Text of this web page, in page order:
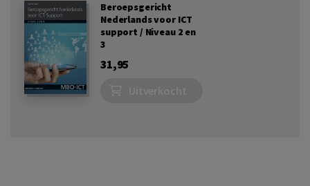
Beroepsgericht
Nederlands voor ICT
support / Niveau 2 en
3
31,95